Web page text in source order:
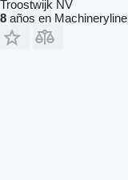
Troostwijk NV
8 años en Machineryline